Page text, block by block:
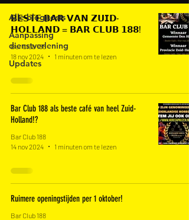
Alle blogposts
Aanpassing
dienstverlening
Updates
𝗕𝗘𝗦𝗧𝗘 𝗕𝗔𝗥 𝗩𝗔𝗡 𝗭𝗨𝗜𝗗-
𝗛𝗢𝗟𝗟𝗔𝗡𝗗 = 𝗕𝗔𝗥 𝗖𝗟𝗨𝗕 𝟭𝟴𝟴!
Bar Club 188
18 nov 2024
1 minuten om te lezen
Bar Club 188 als beste café van heel Zuid-
Holland!?
Bar Club 188
14 nov 2024
1 minuten om te lezen
Ruimere openingstijden per 1 oktober!
Bar Club 188